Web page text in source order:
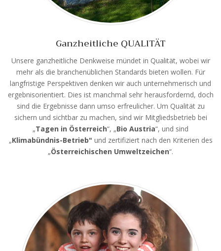
Ganzheitliche QUALITÄT
Unsere ganzheitliche Denkweise mündet in Qualität, wobei wir
mehr als die branchenüblichen Standards bieten wollen. Für
langfristige Perspektiven denken wir auch unternehmerisch und
ergebnisorientiert. Dies ist manchmal sehr herausfordernd, doch
sind die Ergebnisse dann umso erfreulicher. Um Qualität zu
sichern und sichtbar zu machen, sind wir Mitgliedsbetrieb bei
„Tagen in Österreich“, „Bio Austria“, und sind
„Klimabündnis-Betrieb" und zertifiziert nach den Kriterien des
„Österreichischen Umweltzeichen“.